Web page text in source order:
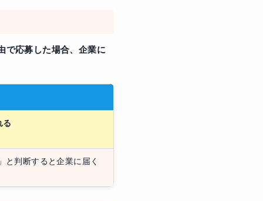
で応募した場合、企業に
る
と判断すると企業に届く